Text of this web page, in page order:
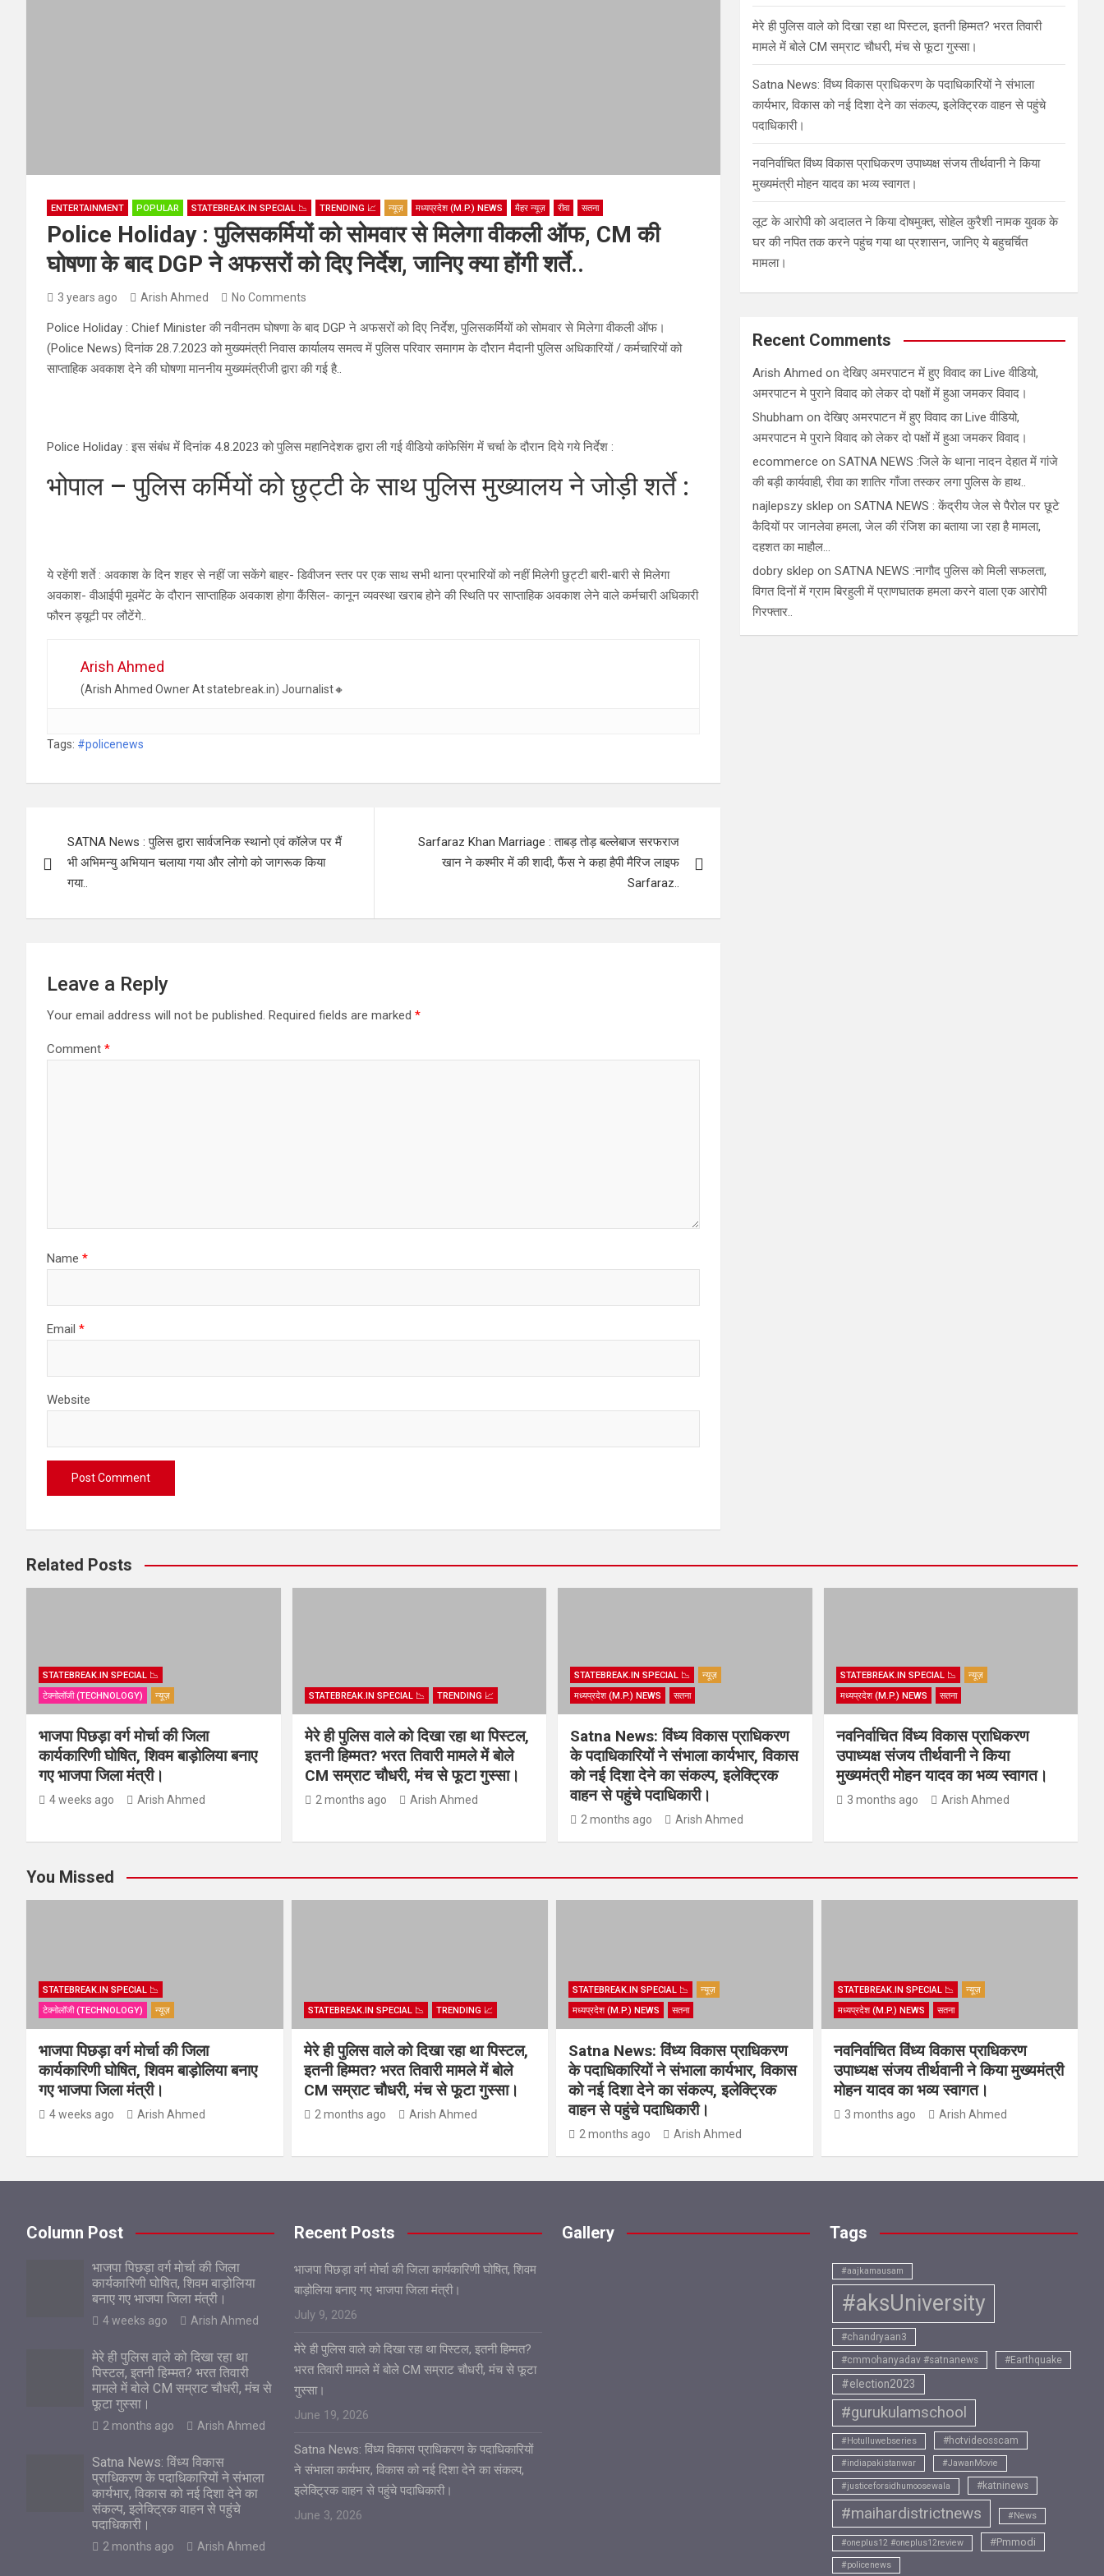
ENTERTAINMENT POPULAR STATEBREAK.IN SPECIAL 📉 TRENDING 📈 न्यूज़ मध्यप्रदेश (M.P.) NEWS मैहर न्यूज़ रीवा सतना
Police Holiday : पुलिसकर्मियों को सोमवार से मिलेगा वीकली ऑफ, CM की
घोषणा के बाद DGP ने अफसरों को दिए निर्देश, जानिए क्या होंगी शर्ते..
3 years ago Arish Ahmed No Comments
Police Holiday : Chief Minister की नवीनतम घोषणा के बाद DGP ने अफसरों को दिए निर्देश, पुलिसकर्मियों को सोमवार से मिलेगा वीकली ऑफ।
(Police News) दिनांक 28.7.2023 को मुख्यमंत्री निवास कार्यालय समत्व में पुलिस परिवार समागम के दौरान मैदानी पुलिस अधिकारियों / कर्मचारियों को
साप्ताहिक अवकाश देने की घोषणा माननीय मुख्यमंत्रीजी द्वारा की गई है..
Police Holiday : इस संबंध में दिनांक 4.8.2023 को पुलिस महानिदेशक द्वारा ली गई वीडियो कांफेसिंग में चर्चा के दौरान दिये गये निर्देश :
भोपाल – पुलिस कर्मियों को छुट्टी के साथ पुलिस मुख्यालय ने जोड़ी शर्ते :
ये रहेंगी शर्ते : अवकाश के दिन शहर से नहीं जा सकेंगे बाहर- डिवीजन स्तर पर एक साथ सभी थाना प्रभारियों को नहीं मिलेगी छुट्टी बारी-बारी से मिलेगा
अवकाश- वीआईपी मूवमेंट के दौरान साप्ताहिक अवकाश होगा कैंसिल- कानून व्यवस्था खराब होने की स्थिति पर साप्ताहिक अवकाश लेने वाले कर्मचारी अधिकारी
फौरन ड्यूटी पर लौटेंगे..
Arish Ahmed
(Arish Ahmed Owner At statebreak.in) Journalist🔸
Tags: #policenews
navigation
SATNA News : पुलिस द्वारा सार्वजनिक स्थानो एवं कॉलेज पर मैं
भी अभिमन्यु अभियान चलाया गया और लोगो को जागरूक किया
गया..
Sarfaraz Khan Marriage : ताबड़ तोड़ बल्लेबाज सरफराज
खान ने कश्मीर में की शादी, फैंस ने कहा हैपी मैरिज लाइफ
Sarfaraz..
Leave a Reply
Your email address will not be published. Required fields are marked *
Comment *
Name *
Email *
Website
मेरे ही पुलिस वाले को दिखा रहा था पिस्टल, इतनी हिम्मत? भरत तिवारी
मामले में बोले CM सम्राट चौधरी, मंच से फूटा गुस्सा।
Satna News: विंध्य विकास प्राधिकरण के पदाधिकारियों ने संभाला
कार्यभार, विकास को नई दिशा देने का संकल्प, इलेक्ट्रिक वाहन से पहुंचे
पदाधिकारी।
नवनिर्वाचित विंध्य विकास प्राधिकरण उपाध्यक्ष संजय तीर्थवानी ने किया
मुख्यमंत्री मोहन यादव का भव्य स्वागत।
लूट के आरोपी को अदालत ने किया दोषमुक्त, सोहेल कुरैशी नामक युवक के
घर की नपित तक करने पहुंच गया था प्रशासन, जानिए ये बहुचर्चित
मामला।
Recent Comments
Arish Ahmed onदेखिए अमरपाटन में हुए विवाद का Live वीडियो,
अमरपाटन मे पुराने विवाद को लेकर दो पक्षों में हुआ जमकर विवाद।
Shubham onदेखिए अमरपाटन में हुए विवाद का Live वीडियो,
अमरपाटन मे पुराने विवाद को लेकर दो पक्षों में हुआ जमकर विवाद।
ecommerce onSATNA NEWS :जिले के थाना नादन देहात में गांजे
की बड़ी कार्यवाही, रीवा का शातिर गाँजा तस्कर लगा पुलिस के हाथ..
najlepszy sklep onSATNA NEWS : केंद्रीय जेल से पैरोल पर छूटे
कैदियों पर जानलेवा हमला, जेल की रंजिश का बताया जा रहा है मामला,
दहशत का माहौल…
dobry sklep onSATNA NEWS :नागौद पुलिस को मिली सफलता,
विगत दिनों में ग्राम बिरहुली में प्राणघातक हमला करने वाला एक आरोपी
गिरफ्तार..
Related Posts
STATEBREAK.IN SPECIAL 📉
टेक्नोलॉजी (TECHNOLOGY)
न्यूज़
भाजपा पिछड़ा वर्ग मोर्चा की जिला
कार्यकारिणी घोषित, शिवम बाड़ोलिया बनाए
गए भाजपा जिला मंत्री।
4 weeks ago Arish Ahmed
STATEBREAK.IN SPECIAL 📉 TRENDING 📈
मेरे ही पुलिस वाले को दिखा रहा था पिस्टल,
इतनी हिम्मत? भरत तिवारी मामले में बोले
CM सम्राट चौधरी, मंच से फूटा गुस्सा।
2 months ago Arish Ahmed
STATEBREAK.IN SPECIAL 📉
न्यूज़
मध्यप्रदेश (M.P.) NEWS
सतना
Satna News: विंध्य विकास प्राधिकरण
के पदाधिकारियों ने संभाला कार्यभार, विकास
को नई दिशा देने का संकल्प, इलेक्ट्रिक
वाहन से पहुंचे पदाधिकारी।
2 months ago Arish Ahmed
STATEBREAK.IN SPECIAL 📉
न्यूज़
मध्यप्रदेश (M.P.) NEWS
सतना
नवनिर्वाचित विंध्य विकास प्राधिकरण
उपाध्यक्ष संजय तीर्थवानी ने किया
मुख्यमंत्री मोहन यादव का भव्य स्वागत।
3 months ago Arish Ahmed
You Missed
STATEBREAK.IN SPECIAL 📉
टेक्नोलॉजी (TECHNOLOGY)
न्यूज़
भाजपा पिछड़ा वर्ग मोर्चा की जिला
कार्यकारिणी घोषित, शिवम बाड़ोलिया बनाए
गए भाजपा जिला मंत्री।
4 weeks ago Arish Ahmed
STATEBREAK.IN SPECIAL 📉 TRENDING 📈
मेरे ही पुलिस वाले को दिखा रहा था पिस्टल,
इतनी हिम्मत? भरत तिवारी मामले में बोले
CM सम्राट चौधरी, मंच से फूटा गुस्सा।
2 months ago Arish Ahmed
STATEBREAK.IN SPECIAL 📉
न्यूज़
मध्यप्रदेश (M.P.) NEWS
सतना
Satna News: विंध्य विकास प्राधिकरण
के पदाधिकारियों ने संभाला कार्यभार, विकास
को नई दिशा देने का संकल्प, इलेक्ट्रिक
वाहन से पहुंचे पदाधिकारी।
2 months ago Arish Ahmed
STATEBREAK.IN SPECIAL 📉
न्यूज़
मध्यप्रदेश (M.P.) NEWS
सतना
नवनिर्वाचित विंध्य विकास प्राधिकरण
उपाध्यक्ष संजय तीर्थवानी ने किया मुख्यमंत्री
मोहन यादव का भव्य स्वागत।
3 months ago Arish Ahmed
Column Post
भाजपा पिछड़ा वर्ग मोर्चा की जिला
कार्यकारिणी घोषित, शिवम बाड़ोलिया
बनाए गए भाजपा जिला मंत्री।
4 weeks ago Arish Ahmed
मेरे ही पुलिस वाले को दिखा रहा था
पिस्टल, इतनी हिम्मत? भरत तिवारी
मामले में बोले CM सम्राट चौधरी, मंच से
फूटा गुस्सा।
2 months ago Arish Ahmed
Satna News: विंध्य विकास
प्राधिकरण के पदाधिकारियों ने संभाला
कार्यभार, विकास को नई दिशा देने का
संकल्प, इलेक्ट्रिक वाहन से पहुंचे
पदाधिकारी।
2 months ago Arish Ahmed
Recent Posts
भाजपा पिछड़ा वर्ग मोर्चा की जिला कार्यकारिणी घोषित, शिवम
बाड़ोलिया बनाए गए भाजपा जिला मंत्री।
July 9, 2026
मेरे ही पुलिस वाले को दिखा रहा था पिस्टल, इतनी हिम्मत?
भरत तिवारी मामले में बोले CM सम्राट चौधरी, मंच से फूटा
गुस्सा।
June 19, 2026
Satna News: विंध्य विकास प्राधिकरण के पदाधिकारियों
ने संभाला कार्यभार, विकास को नई दिशा देने का संकल्प,
इलेक्ट्रिक वाहन से पहुंचे पदाधिकारी।
June 3, 2026
Gallery Tags
#aajkamausam
#aksUniversity
#chandryaan3
#cmmohanyadav #satnanews
#Earthquake
#election2023
#gurukulamschool
#Hotulluwebseries #hotvideosscam
#indiapakistanwar #JawanMovie
#justiceforsidhumoosewala #katninews
#maihardistrictnews #News
#oneplus12 #oneplus12review #Pmmodi
#policenews